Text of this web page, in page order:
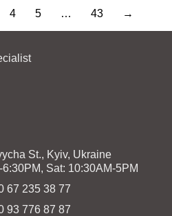
4 5 … 43 →
St., Kyiv, Ukraine
Sat: 10:30AM-5PM
67 235 38 77
93 776 87 87